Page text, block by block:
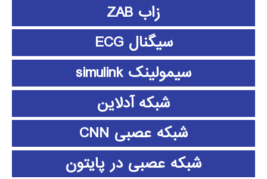
زاب ZAB
سیگنال ECG
سیمولینک simulink
شبکه آدلاین
شبکه عصبی CNN
شبکه عصبی در پایتون